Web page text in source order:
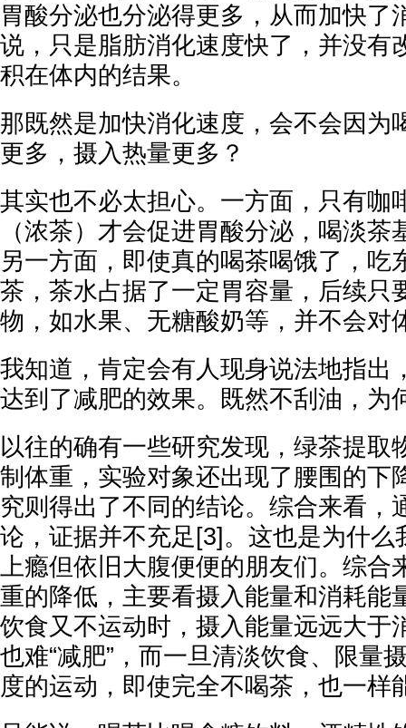
胃酸分泌也分泌得更多，从而加快了
说，只是脂肪消化速度快了，并没有
积在体内的结果。
那既然是加快消化速度，会不会因为
更多，摄入热量更多？
其实也不必太担心。一方面，只有咖
（浓茶）才会促进胃酸分泌，喝淡
另一方面，即使真的喝茶喝饿了，吃
茶，茶水占据了一定胃容量，后续只
物，如水果、无糖酸奶等，并不会对
我知道，肯定会有人现身说法地指出
达到了减肥的效果。既然不刮油，为
以往的确有一些研究发现，绿茶提取
制体重，实验对象还出现了腰围的下
究则得出了不同的结论。综合来看，
论，证据并不充足[3]。这也是为什么
上瘾但依旧大腹便便的朋友们。综合
重的降低，主要看摄入能量和消耗能
饮食又不运动时，摄入能量远远大于
也难“减肥”，而一旦清淡饮食、限量
度的运动，即使完全不喝茶，也一样